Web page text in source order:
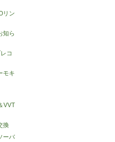
リン
知ら
コ
モキ
VVT
換
ーバ